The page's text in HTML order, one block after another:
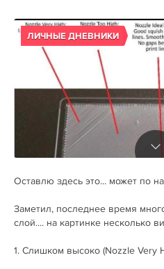
ЛИЧНЫЕ ДНЕВНИКИ
Оставлю здесь это... может по
Заметил, последнее время
слой.... на картинке несколько
1. Слишком высоко (Nozzle Very